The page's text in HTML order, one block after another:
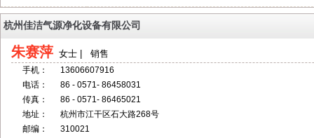
杭州佳洁气源净化设备有限公司
朱赛萍 女士 | 销售
手机：
13606607916
电话：
86 - 0571- 86458031
传真：
86 - 0571- 86465021
地址：
杭州市江干区石大路268号
邮编：
310021